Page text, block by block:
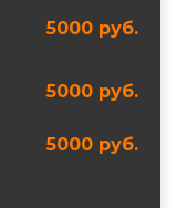
5000 руб.
5000 руб.
5000 руб.